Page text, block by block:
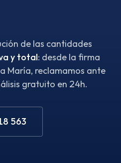
de las cantidades
y total: desde la firma
María, reclamamos ante
gratuito en 24h.
563